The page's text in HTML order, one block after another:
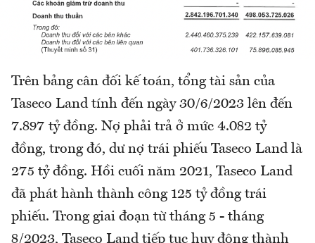
Trên bảng cân đối kế toán, tổng tài sản của
Taseco Land tính đến ngày 30/6/2023 lên đến
7.897 tỷ đồng. Nợ phải trả ở mức 4.082 tỷ
đồng, trong đó, dư nợ trái phiếu Taseco Land là
275 tỷ đồng. Hồi cuối năm 2021, Taseco Land
đã phát hành thành công 125 tỷ đồng trái
phiếu. Trong giai đoạn từ tháng 5 - tháng
8/2023, Taseco Land tiếp tục huy động thành